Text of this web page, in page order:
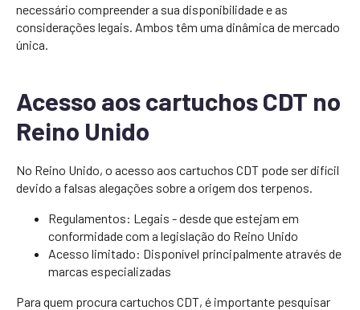
necessário compreender a sua disponibilidade e as
considerações legais. Ambos têm uma dinâmica de mercado
única.
Acesso aos cartuchos CDT no
Reino Unido
No Reino Unido, o acesso aos cartuchos CDT pode ser difícil
devido a falsas alegações sobre a origem dos terpenos.
Regulamentos: Legais - desde que estejam em
conformidade com a legislação do Reino Unido
Acesso limitado: Disponível principalmente através de
marcas especializadas
Para quem procura cartuchos CDT, é importante pesquisar